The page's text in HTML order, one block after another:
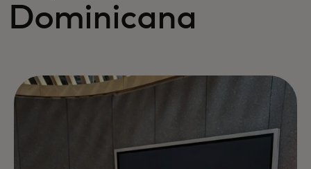
Dominicana